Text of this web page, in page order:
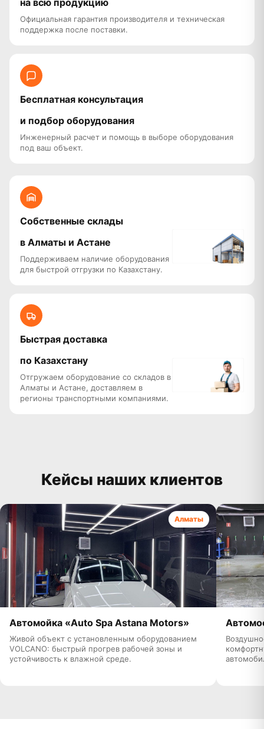
на всю продукцию
Официальная гарантия производителя и техническая
поддержка после поставки.
Бесплатная консультация
и подбор оборудования
Инженерный расчет и помощь в выборе оборудования
под ваш объект.
Собственные склады
в Алматы и Астане
Поддерживаем наличие оборудования
для быстрой отгрузки по Казахстану.
Быстрая доставка
по Казахстану
Отгружаем оборудование со складов в
Алматы и Астане, доставляем в
регионы транспортными компаниями.
Кейсы наших клиентов
Алматы
Автомойка «Auto Spa Astana Motors»
Живой объект с установленным оборудованием
VOLCANO: быстрый прогрев рабочей зоны и
устойчивость к влажной среде.